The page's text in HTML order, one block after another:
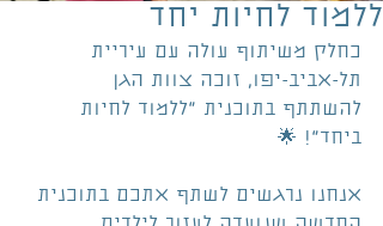
ללמוד לחיות יחד
כחלק משיתוף עולה עם עיריית
תל-אביב-יפו, זוכה צוות הגן
להשתתף בתוכנית "ללמוד לחיות
ביחד"! 🌟
אנחנו נרגשים לשתף אתכם בתוכנית